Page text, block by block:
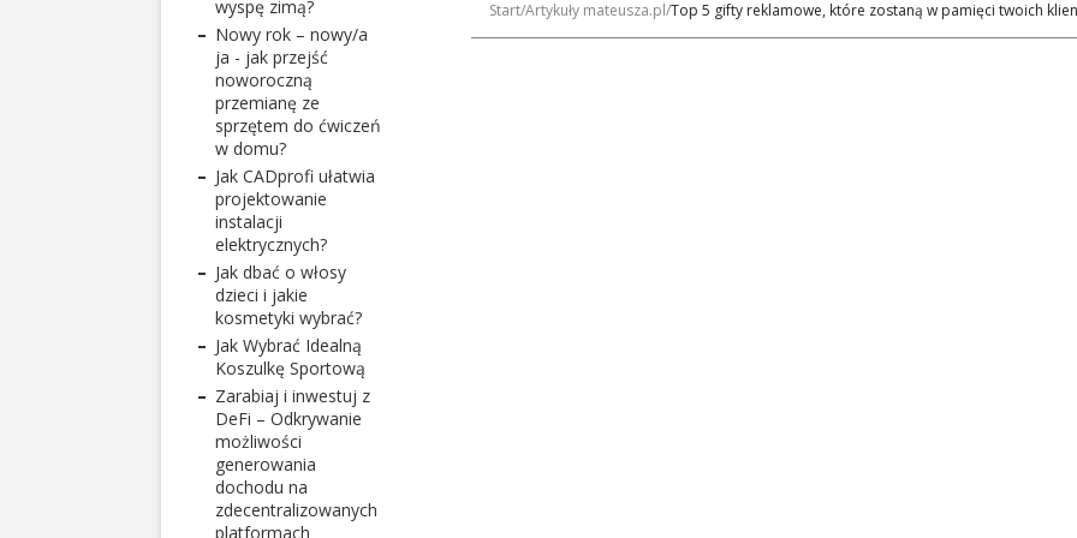
wyspę zimą?
Nowy rok – nowy/a
ja - jak przejść
noworoczną
przemianę ze
sprzętem do ćwiczeń
w domu?
Jak CADprofi ułatwia
projektowanie
instalacji
elektrycznych?
Jak dbać o włosy
dzieci i jakie
kosmetyki wybrać?
Jak Wybrać Idealną
Koszulkę Sportową
Zarabiaj i inwestuj z
DeFi – Odkrywanie
możliwości
generowania
dochodu na
zdecentralizowanych
platformach
Start Artykuły mateusza.pl Top 5 gifty reklamowe, które zostaną w pamięci twoich